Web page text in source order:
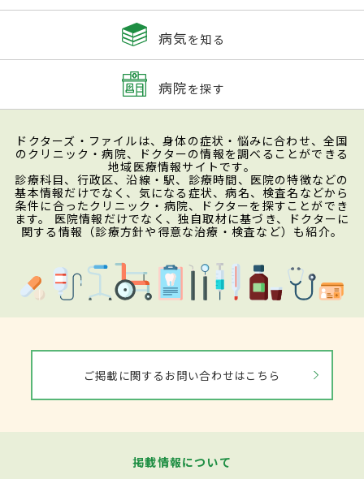
病気を知る
病院を探す
ドクターズ・ファイルは、身体の症状・悩みに合わせ、全国
のクリニック・病院、ドクターの情報を調べることができる
地域医療情報サイトです。
診療科目、行政区、沿線・駅、診療時間、医院の特徴などの
基本情報だけでなく、気になる症状、病名、検査名などから
条件に合ったクリニック・病院、ドクターを探すことができ
ます。 医院情報だけでなく、独自取材に基づき、ドクターに
関する情報（診療方針や得意な治療・検査など）も紹介。
ご掲載に関するお問い合わせはこちら
掲載情報について